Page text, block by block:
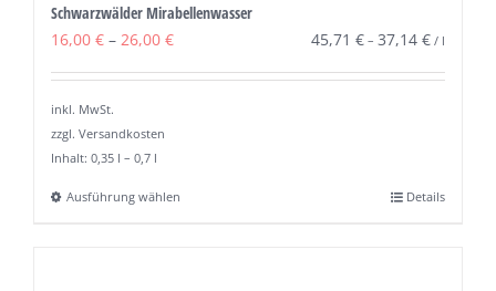
Schwarzwälder Mirabellenwasser
16,00 € – 26,00 € 45,71 € – 37,14 € / l
inkl. MwSt.
zzgl. Versandkosten
Inhalt: 0,35 l – 0,7 l
Ausführung wählen Details